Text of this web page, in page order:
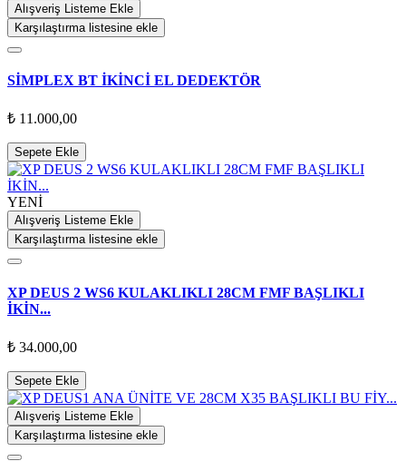
Alışveriş Listeme Ekle
Karşılaştırma listesine ekle
SİMPLEX BT İKİNCİ EL DEDEKTÖR
₺ 11.000,00
Sepete Ekle
YENİ
Alışveriş Listeme Ekle
Karşılaştırma listesine ekle
XP DEUS 2 WS6 KULAKLIKLI 28CM FMF BAŞLIKLI
İKİN...
₺ 34.000,00
Sepete Ekle
Alışveriş Listeme Ekle
Karşılaştırma listesine ekle